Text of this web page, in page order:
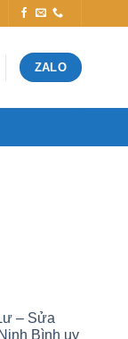
ZALO
– Sửa
Bình uy